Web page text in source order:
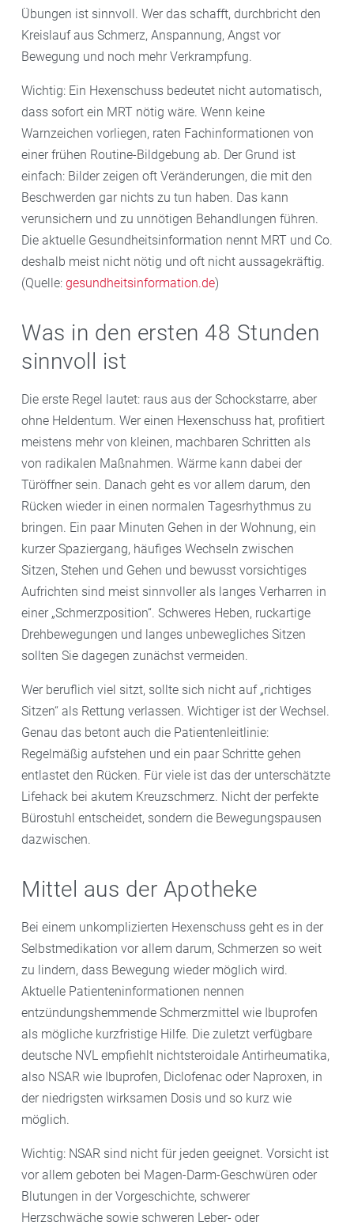
Übungen ist sinnvoll. Wer das schafft, durchbricht den
Kreislauf aus Schmerz, Anspannung, Angst vor
Bewegung und noch mehr Verkrampfung.
Wichtig: Ein Hexenschuss bedeutet nicht automatisch,
dass sofort ein MRT nötig wäre. Wenn keine
Warnzeichen vorliegen, raten Fachinformationen von
einer frühen Routine-Bildgebung ab. Der Grund ist
einfach: Bilder zeigen oft Veränderungen, die mit den
Beschwerden gar nichts zu tun haben. Das kann
verunsichern und zu unnötigen Behandlungen führen.
Die aktuelle Gesundheitsinformation nennt MRT und Co.
deshalb meist nicht nötig und oft nicht aussagekräftig.
(Quelle: gesundheitsinformation.de)
Was in den ersten 48 Stunden
sinnvoll ist
Die erste Regel lautet: raus aus der Schockstarre, aber
ohne Heldentum. Wer einen Hexenschuss hat, profitiert
meistens mehr von kleinen, machbaren Schritten als
von radikalen Maßnahmen. Wärme kann dabei der
Türöffner sein. Danach geht es vor allem darum, den
Rücken wieder in einen normalen Tagesrhythmus zu
bringen. Ein paar Minuten Gehen in der Wohnung, ein
kurzer Spaziergang, häufiges Wechseln zwischen
Sitzen, Stehen und Gehen und bewusst vorsichtiges
Aufrichten sind meist sinnvoller als langes Verharren in
einer „Schmerzposition“. Schweres Heben, ruckartige
Drehbewegungen und langes unbewegliches Sitzen
sollten Sie dagegen zunächst vermeiden.
Wer beruflich viel sitzt, sollte sich nicht auf „richtiges
Sitzen“ als Rettung verlassen. Wichtiger ist der Wechsel.
Genau das betont auch die Patientenleitlinie:
Regelmäßig aufstehen und ein paar Schritte gehen
entlastet den Rücken. Für viele ist das der unterschätzte
Lifehack bei akutem Kreuzschmerz. Nicht der perfekte
Bürostuhl entscheidet, sondern die Bewegungspausen
dazwischen.
Mittel aus der Apotheke
Bei einem unkomplizierten Hexenschuss geht es in der
Selbstmedikation vor allem darum, Schmerzen so weit
zu lindern, dass Bewegung wieder möglich wird.
Aktuelle Patienteninformationen nennen
entzündungshemmende Schmerzmittel wie Ibuprofen
als mögliche kurzfristige Hilfe. Die zuletzt verfügbare
deutsche NVL empfiehlt nichtsteroidale Antirheumatika,
also NSAR wie Ibuprofen, Diclofenac oder Naproxen, in
der niedrigsten wirksamen Dosis und so kurz wie
möglich.
Wichtig: NSAR sind nicht für jeden geeignet. Vorsicht ist
vor allem geboten bei Magen-Darm-Geschwüren oder
Blutungen in der Vorgeschichte, schwerer
Herzschwäche sowie schweren Leber- oder